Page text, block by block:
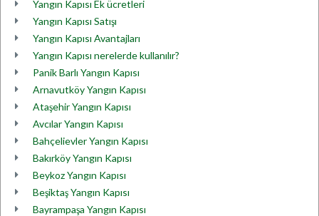
Yangın Kapısı Ek ücretleri
Yangın Kapısı Satışı
Yangın Kapısı Avantajları
Yangın Kapısı nerelerde kullanılır?
Panik Barlı Yangın Kapısı
Arnavutköy Yangın Kapısı
Ataşehir Yangın Kapısı
Avcılar Yangın Kapısı
Bahçelievler Yangın Kapısı
Bakırköy Yangın Kapısı
Beykoz Yangın Kapısı
Beşiktaş Yangın Kapısı
Bayrampaşa Yangın Kapısı